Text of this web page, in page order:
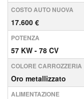
COSTO AUTO NUOVA
17.600 €
POTENZA
57 KW - 78 CV
COLORE CARROZZERIA
Oro metallizzato
ALIMENTAZIONE